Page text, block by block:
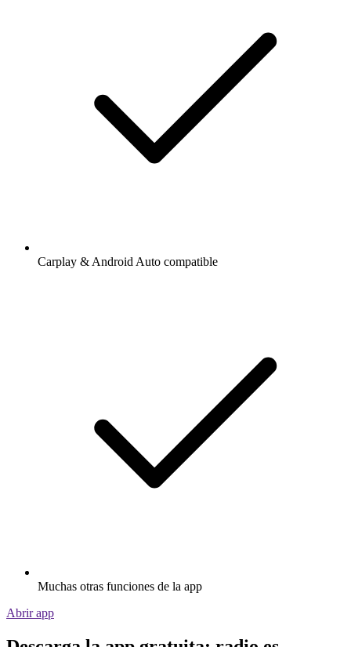
Carplay & Android Auto compatible
Muchas otras funciones de la app
Abrir app